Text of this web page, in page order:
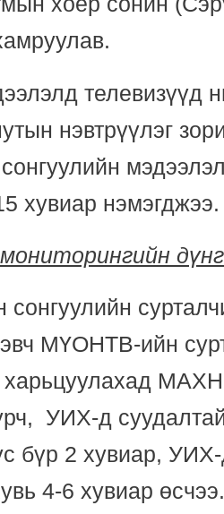
телевизүүд
нэвтрүүлэг
хувиар
МҮОНТВ-ийн
харьцуулахад
УИХ-д
бүр 2 хувиар,
4-6 хувиар өсчээ.